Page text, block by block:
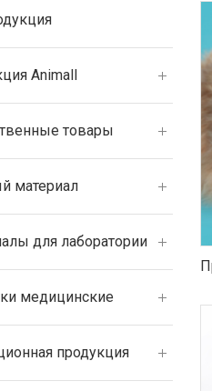
Animall
товары
материал
для лаборатории
медицинские
продукция